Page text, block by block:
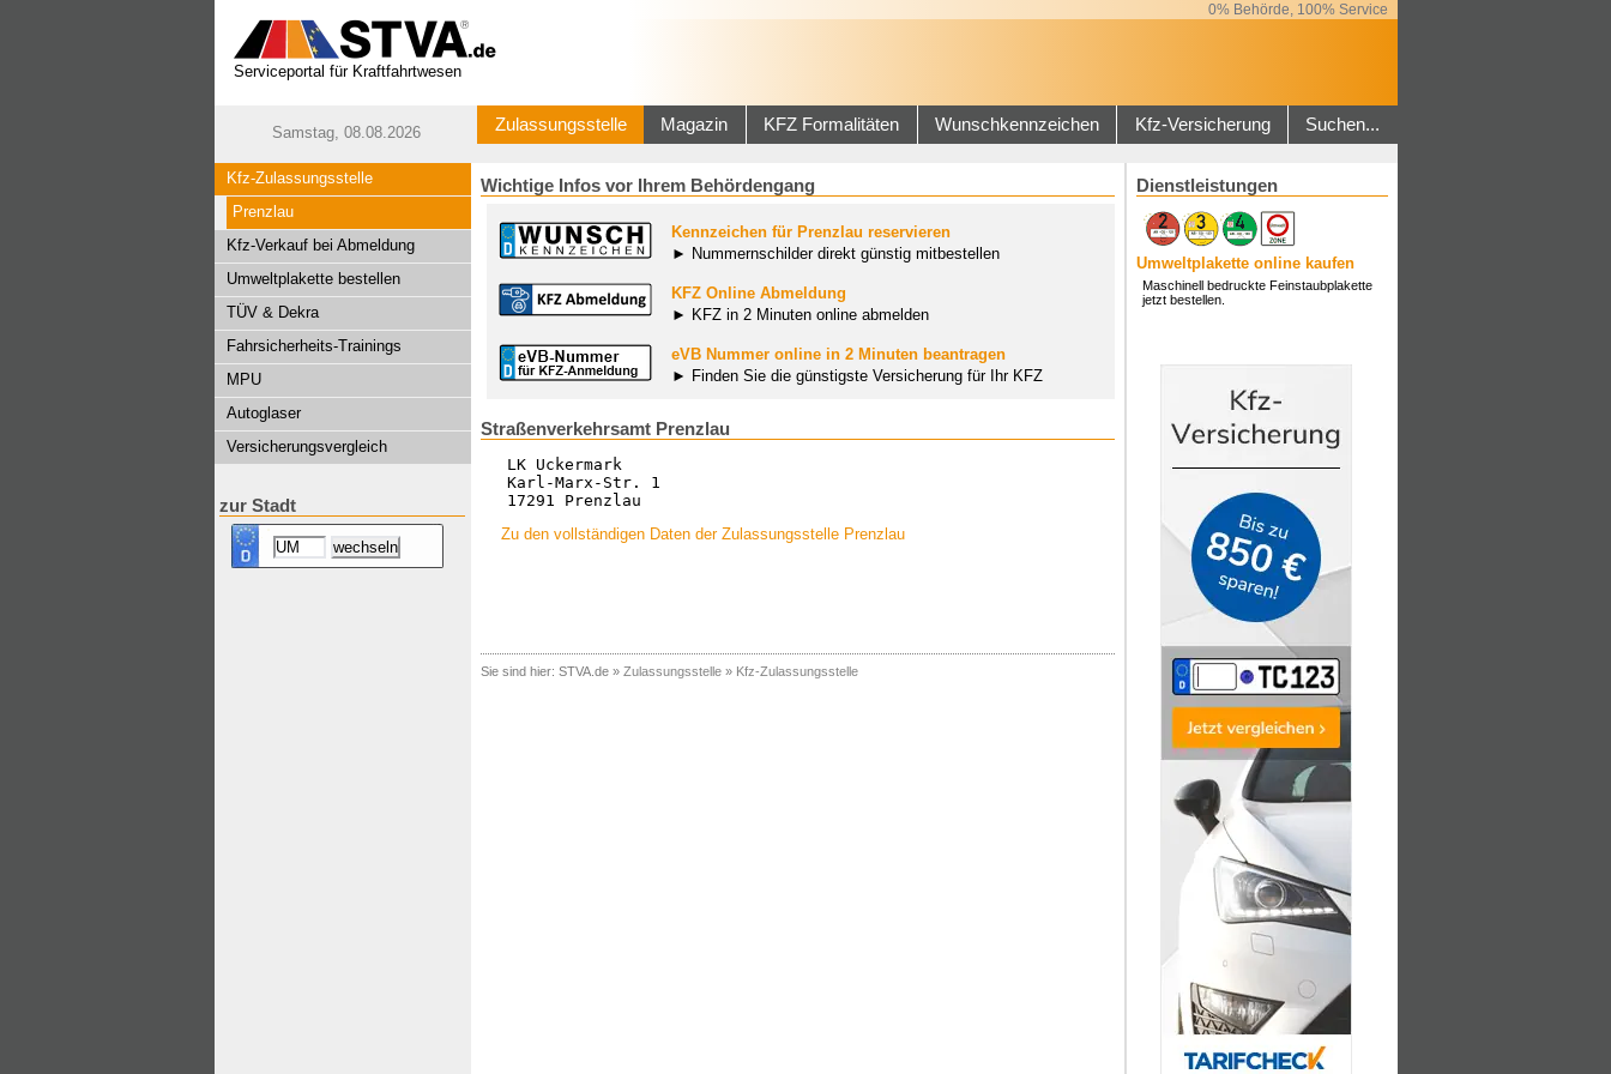
0% Behörde, 100% Service
Serviceportal für Kraftfahrtwesen
Samstag, 08.08.2026 Zulassungsstelle Magazin KFZ Formalitäten Wunschkennzeichen Kfz-Versicherung Suchen...
Kfz-Zulassungsstelle
Prenzlau
Kfz-Verkauf bei Abmeldung
Umweltplakette bestellen
TÜV & Dekra
Fahrsicherheits-Trainings
MPU
Autoglaser
Versicherungsvergleich
zur Stadt
Wichtige Infos vor Ihrem Behördengang
Kennzeichen für Prenzlau reservieren
► Nummernschilder direkt günstig mitbestellen
KFZ Online Abmeldung
► KFZ in 2 Minuten online abmelden
eVB Nummer online in 2 Minuten beantragen
► Finden Sie die günstigste Versicherung für Ihr KFZ
Straßenverkehrsamt Prenzlau
LK Uckermark
Karl-Marx-Str. 1
17291 Prenzlau
Zu den vollständigen Daten der Zulassungsstelle Prenzlau
Sie sind hier: STVA.de» Zulassungsstelle» Kfz-Zulassungsstelle
Dienstleistungen
Umweltplakette online kaufen
Maschinell bedruckte Feinstaubplakette
jetzt bestellen.